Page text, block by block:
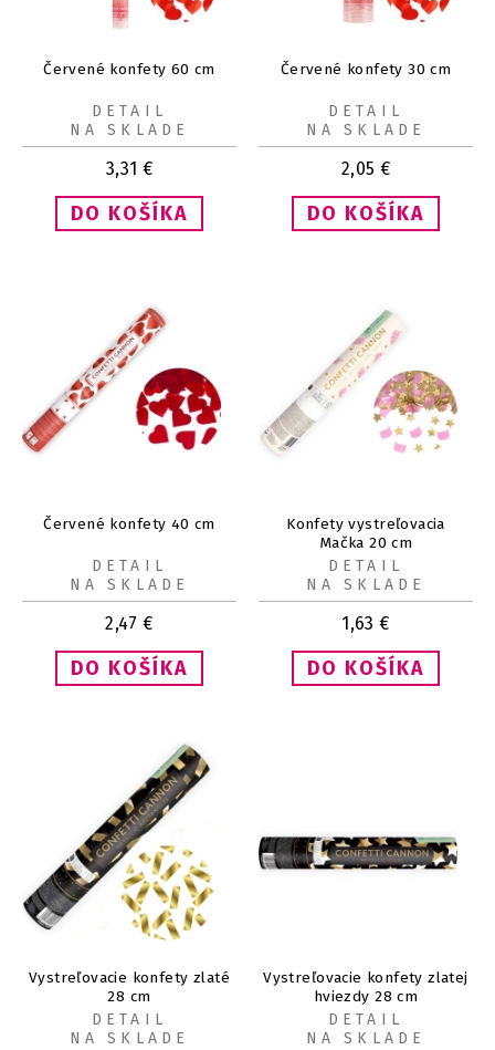
Červené konfety 60 cm
3,31 €
DETAIL
NA SKLADE
Červené konfety 30 cm
2,05 €
DETAIL
NA SKLADE
Červené konfety 40 cm
2,47 €
DETAIL
NA SKLADE
Konfety vystreľovacia
Mačka 20 cm
1,63 €
DETAIL
NA SKLADE
Vystreľovacie konfety zlaté
28 cm
DETAIL
NA SKLADE
Vystreľovacie konfety zlatej
hviezdy 28 cm
DETAIL
NA SKLADE